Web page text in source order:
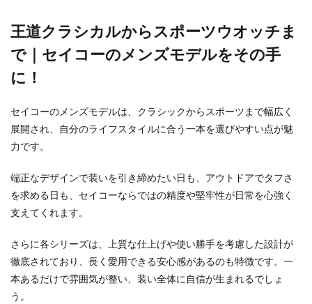
王道クラシカルからスポーツウオッチま
で｜セイコーのメンズモデルをその手
に！
セイコーのメンズモデルは、クラシックからスポーツまで幅広く
展開され、自分のライフスタイルに合う一本を選びやすい点が魅
力です。
端正なデザインで装いを引き締めたい日も、アウトドアでタフさ
を求める日も、セイコーならではの精度や堅牢性が日常を心強く
支えてくれます。
さらに各シリーズは、上質な仕上げや使い勝手を考慮した設計が
徹底されており、長く愛用できる安心感があるのも特徴です。一
本あるだけで雰囲気が整い、装い全体に自信が生まれるでしょ
う。